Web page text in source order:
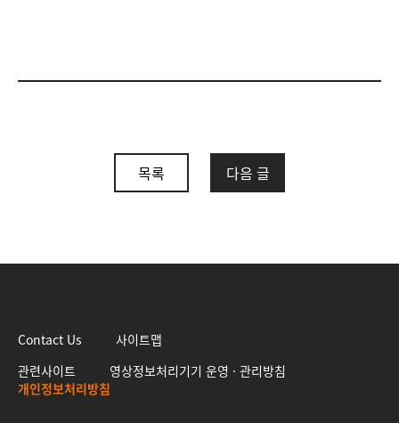
목록 다음 글
Contact Us
사이트맵
관련사이트
영상정보처리기기 운영 · 관리방침
개인정보처리방침